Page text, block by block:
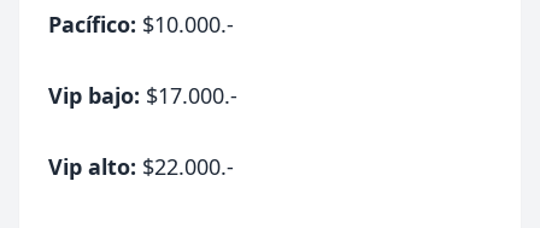
Pacífico: $10.000.-
Vip bajo: $17.000.-
Vip alto: $22.000.-